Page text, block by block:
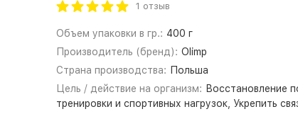
1 отзыв
Объем упаковки в гр.: 400 г
Производитель (бренд): Olimp
Страна производства: Польша
Цель / действие на организм: Восстановление
тренировки и спортивных нагрузок, Укрепить